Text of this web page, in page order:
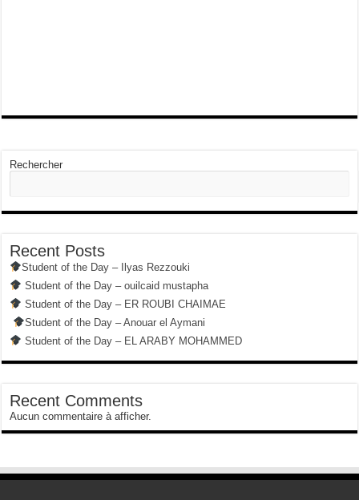
Rechercher
Recent Posts
Student of the Day – Ilyas Rezzouki
Student of the Day – ouilcaid mustapha
Student of the Day – ER ROUBI CHAIMAE
Student of the Day – Anouar el Aymani
Student of the Day – EL ARABY MOHAMMED
Recent Comments
Aucun commentaire à afficher.